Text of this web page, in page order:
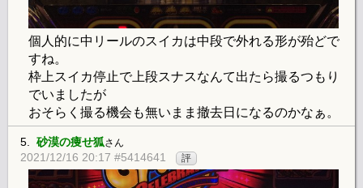
個人的に中リールのスイカは中段で外れる形が殆どで
すね。
枠上スイカ停止で上段スナスなんて出たら撮るつもり
でいましたが
おそらく撮る機会も無いまま撤去日になるのかなぁ。
5. 砂漠の痩せ狐さん
2021/12/16 20:17 #5414641 評